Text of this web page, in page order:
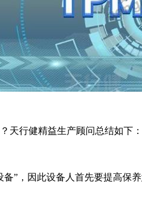
天行健精益生产顾问总结如下：
备”，因此设备人首先要提高保